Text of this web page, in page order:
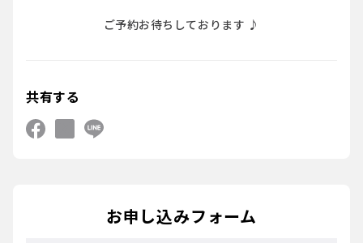
ご予約お待ちしております ♪
共有する
お申し込みフォーム